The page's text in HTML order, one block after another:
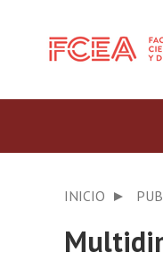
INICIO